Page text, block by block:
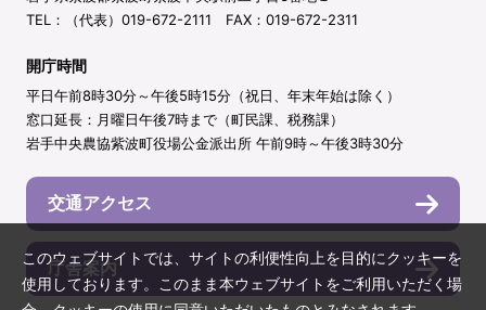
TEL：（代表）019-672-2111 FAX：019-672-2311
開庁時間
平日午前8時30分～午後5時15分（祝日、年末年始は除く）
窓口延長：月曜日午後7時まで（町民課、税務課）
岩手中央農協紫波町役場公金派出所 午前9時～午後3時30分
交通アクセス
庁舎案内
このウェブサイトでは、サイトの利便性向上を目的にクッキーを
使用しております。このまま本ウェブサイトをご利用いただく場